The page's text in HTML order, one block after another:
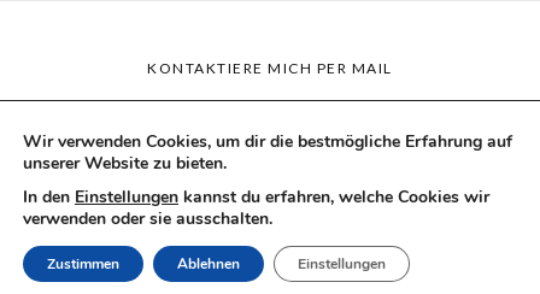
KONTAKTIERE MICH PER MAIL
ÜBER MICH
DATENSCHUTZERKLÄRUNG
Wir verwenden Cookies, um dir die bestmögliche Erfahrung auf
unserer Website zu bieten.
In den Einstellungen kannst du erfahren, welche Cookies wir
verwenden oder sie ausschalten.
Zustimmen Ablehnen Einstellungen